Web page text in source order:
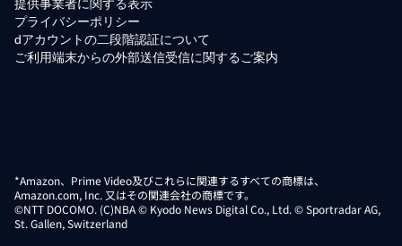
提供事業者に関する表示
プライバシーポリシー
dアカウントの二段階認証について
ご利用端末からの外部送信受信に関するご案内
*Amazon、Prime Video及びこれらに関連するすべての商標は、
Amazon.com, Inc. 又はその関連会社の商標です。
©NTT DOCOMO. (C)NBA © Kyodo News Digital Co., Ltd. © Sportradar AG,
St. Gallen, Switzerland